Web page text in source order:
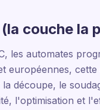
couche la
les automates
européennes,
découpe, le
l'optimisation et